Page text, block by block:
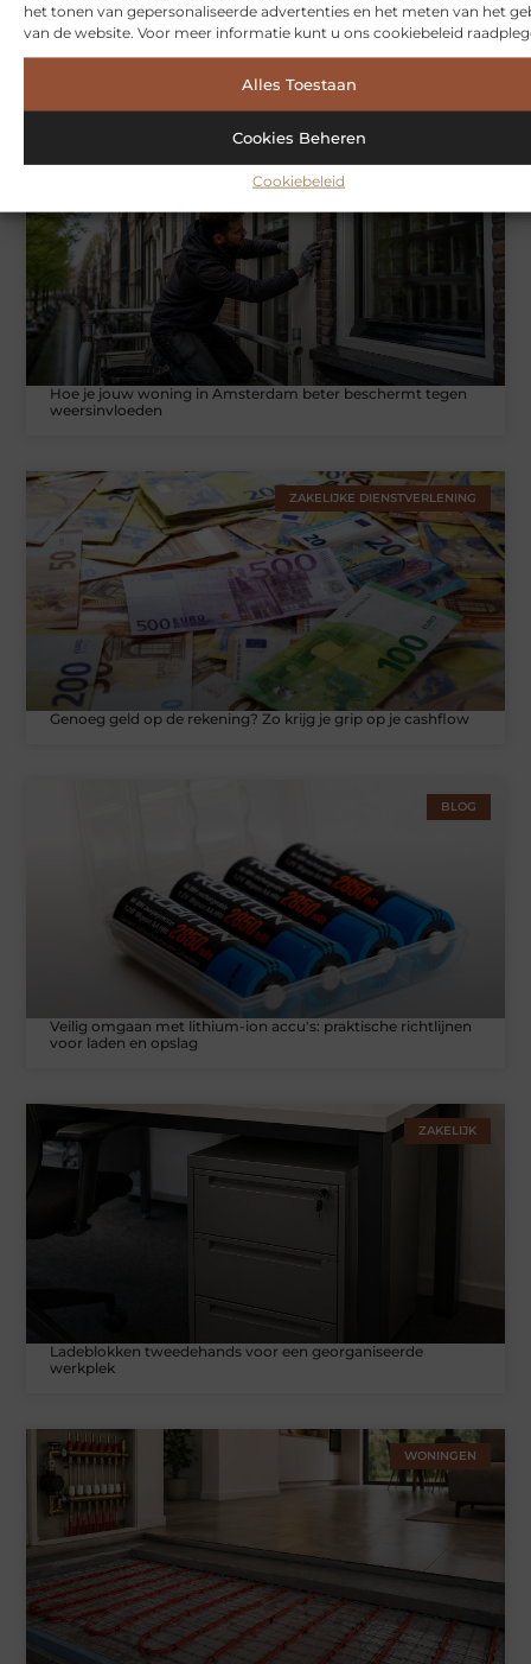
het tonen van gepersonaliseerde advertenties en het meten van het
van de website. Voor meer informatie kunt u ons cookiebeleid
Alles Toestaan
Cookies Beheren
Cookiebeleid
Hoe je jouw woning in Amsterdam beter beschermt tegen
weersinvloeden
ZAKELIJKE DIENSTVERLENING
Genoeg geld op de rekening? Zo krijg je grip op je cashflow
BLOG
Veilig omgaan met lithium-ion accu's: praktische richtlijnen
voor laden en opslag
ZAKELIJK
Ladeblokken tweedehands voor een georganiseerde
werkplek
WONINGEN